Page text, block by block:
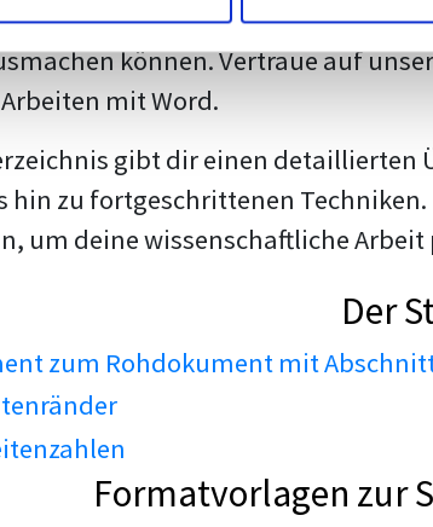
für dich darstellen. Unsere
können. Vertraue auf
mit Word.
gibt dir einen
hin zu fortgeschrittenen
um deine wissenschaftliche
Der
zum Rohdokument mit
Formatvorlagen zur